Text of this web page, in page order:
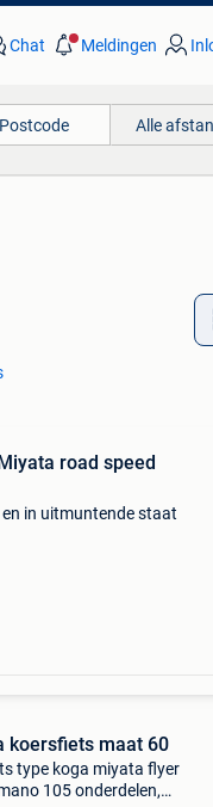
Chat Meldingen
Alle
road speed
in uitmuntende staat
koersfiets maat 60
type koga miyata flyer
105 onderdelen,